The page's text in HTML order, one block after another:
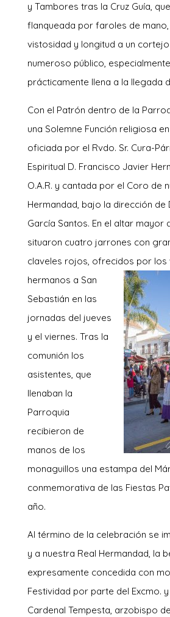
y Tambores tras la Cruz Guía,
flanqueada por faroles de
vistosidad y longitud a un
numeroso público,
prácticamente llena a la llegada
Con el Patrón dentro de la
una Solemne Función religiosa
oficiada por el Rvdo. Sr. Cura-
Espiritual D. Francisco Javier
O.A.R. y cantada por el Coro de
Hermandad, bajo la dirección de
García Santos. En el altar mayor
situaron cuatro jarrones con
claveles rojos, ofrecidos por los
hermanos a San
Sebastián en las
jornadas del jueves
y el viernes. Tras la
comunión los
asistentes, que
llenaban la
Parroquia
recibieron de
manos de los
monaguillos una estampa del
conmemorativa de las Fiestas
año.
Al término de la celebración se
y a nuestra Real Hermandad, la
expresamente concedida con
Festividad por parte del Excmo. y
Cardenal Tempesta, arzobispo